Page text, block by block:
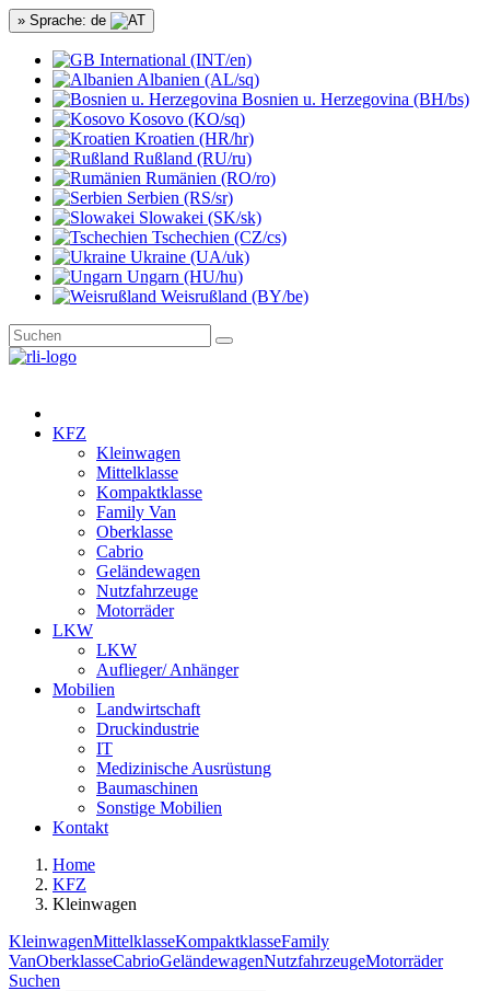
» Sprache: de
International (INT/en)
Albanien (AL/sq)
Bosnien u. Herzegovina (BH/bs)
Kosovo (KO/sq)
Kroatien (HR/hr)
Rußland (RU/ru)
Rumänien (RO/ro)
Serbien (RS/sr)
Slowakei (SK/sk)
Tschechien (CZ/cs)
Ukraine (UA/uk)
Ungarn (HU/hu)
Weisrußland (BY/be)
KFZ
Kleinwagen
Mittelklasse
Kompaktklasse
Family Van
Oberklasse
Cabrio
Geländewagen
Nutzfahrzeuge
Motorräder
LKW
LKW
Auflieger/ Anhänger
Mobilien
Landwirtschaft
Druckindustrie
IT
Medizinische Ausrüstung
Baumaschinen
Sonstige Mobilien
Kontakt
Home
KFZ
Kleinwagen
KleinwagenMittelklasseKompaktklasseFamily
VanOberklasseCabrioGeländewagenNutzfahrzeugeMotorräder
Suchen